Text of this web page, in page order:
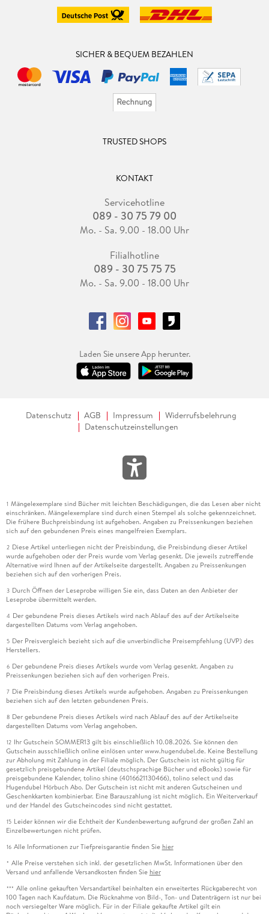
SICHER & BEQUEM BEZAHLEN
TRUSTED SHOPS
KONTAKT
Servicehotline
089 - 30 75 79 00
Mo. - Sa. 9.00 - 18.00 Uhr
Filialhotline
089 - 30 75 75 75
Mo. - Sa. 9.00 - 18.00 Uhr
Laden Sie unsere App herunter.
Datenschutz AGB Impressum
Widerrufsbelehrung
Datenschutzeinstellungen
1 Mängelexemplare sind Bücher mit leichten Beschädigungen, die das Lesen aber nicht
einschränken. Mängelexemplare sind durch einen Stempel als solche gekennzeichnet.
Die frühere Buchpreisbindung ist aufgehoben. Angaben zu Preissenkungen beziehen
sich auf den gebundenen Preis eines mangelfreien Exemplars.
2 Diese Artikel unterliegen nicht der Preisbindung, die Preisbindung dieser Artikel
wurde aufgehoben oder der Preis wurde vom Verlag gesenkt. Die jeweils zutreffende
Alternative wird Ihnen auf der Artikelseite dargestellt. Angaben zu Preissenkungen
beziehen sich auf den vorherigen Preis.
3 Durch Öffnen der Leseprobe willigen Sie ein, dass Daten an den Anbieter der
Leseprobe übermittelt werden.
4 Der gebundene Preis dieses Artikels wird nach Ablauf des auf der Artikelseite
dargestellten Datums vom Verlag angehoben.
5 Der Preisvergleich bezieht sich auf die unverbindliche Preisempfehlung (UVP) des
Herstellers.
6 Der gebundene Preis dieses Artikels wurde vom Verlag gesenkt. Angaben zu
Preissenkungen beziehen sich auf den vorherigen Preis.
7 Die Preisbindung dieses Artikels wurde aufgehoben. Angaben zu Preissenkungen
beziehen sich auf den letzten gebundenen Preis.
8 Der gebundene Preis dieses Artikels wird nach Ablauf des auf der Artikelseite
dargestellten Datums vom Verlag angehoben.
12 Ihr Gutschein SOMMER13 gilt bis einschließlich 10.08.2026. Sie können den
Gutschein ausschließlich online einlösen unter www.hugendubel.de. Keine Bestellung
zur Abholung mit Zahlung in der Filiale möglich. Der Gutschein ist nicht gültig für
gesetzlich preisgebundene Artikel (deutschsprachige Bücher und eBooks) sowie für
preisgebundene Kalender, tolino shine (4016621130466), tolino select und das
Hugendubel Hörbuch Abo. Der Gutschein ist nicht mit anderen Gutscheinen und
Geschenkkarten kombinierbar. Eine Barauszahlung ist nicht möglich. Ein Weiterverkauf
und der Handel des Gutscheincodes sind nicht gestattet.
15 Leider können wir die Echtheit der Kundenbewertung aufgrund der großen Zahl an
Einzelbewertungen nicht prüfen.
16 Alle Informationen zur Tiefpreisgarantie finden Sie hier
* Alle Preise verstehen sich inkl. der gesetzlichen MwSt. Informationen über den
Versand und anfallende Versandkosten finden Sie hier
*** Alle online gekauften Versandartikel beinhalten ein erweitertes Rückgaberecht von
100 Tagen nach Kaufdatum. Die Rücknahme von Bild-, Ton- und Datenträgern ist nur bei
noch versiegelter Ware möglich. Für in der Filiale gekaufte Artikel gilt ein